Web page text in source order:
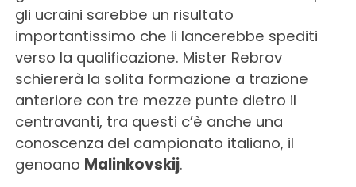
gli ucraini sarebbe un risultato
importantissimo che li lancerebbe spediti
verso la qualificazione. Mister Rebrov
schiererà la solita formazione a trazione
anteriore con tre mezze punte dietro il
centravanti, tra questi c’è anche una
conoscenza del campionato italiano, il
genoano Malinkovskij.